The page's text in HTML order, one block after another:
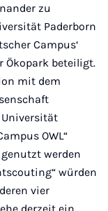
zu
Paderborn
Campus‘
Ökopark beteiligt.
mit dem
OWL“
werden
würden
vier